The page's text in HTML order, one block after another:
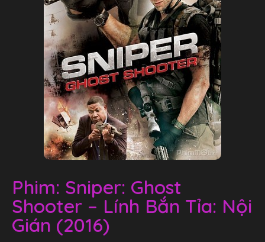
Phim: Sniper: Ghost
Shooter – Lính Bắn Tỉa: Nội
Gián (2016)